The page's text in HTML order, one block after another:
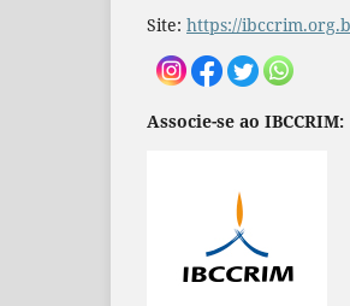
Site: https://
Associe-se ao IBCCRIM: